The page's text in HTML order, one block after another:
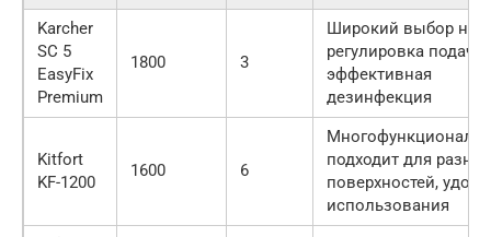
Karcher
SC 5
EasyFix
Premium
1800 3
Широкий выбор
регулировка подачи
эффективная
дезинфекция
Kitfort
KF-1200
1600 6
подходит для
поверхностей,
использования